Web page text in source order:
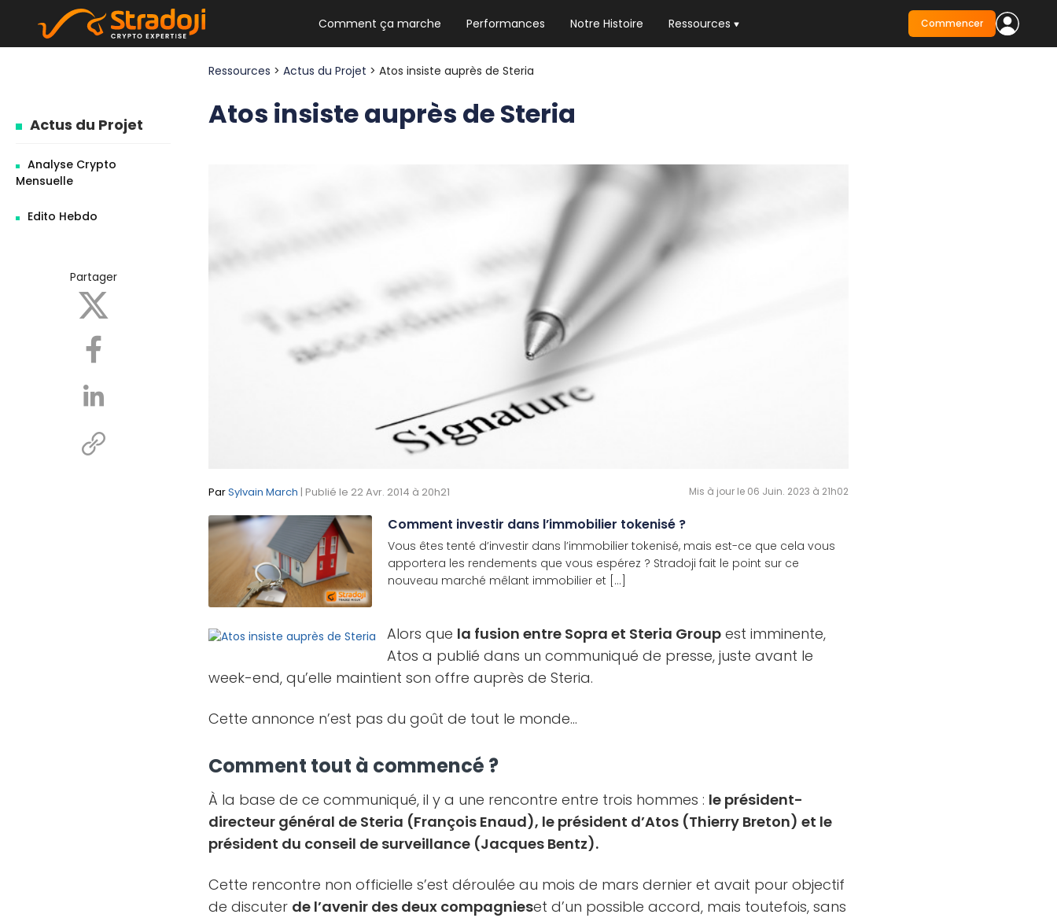
Comment ça marche Performances Notre Histoire Ressources
NEWSLETTER HEBDO
Les news crypto dont vous avez besoin
Le guide ultime pour débuter dans les
Commencer
Actus du Projet
Analyse Crypto
Mensuelle
Edito Hebdo
Partager
Ressources >Actus du Projet > Atos insiste auprès de Steria
Atos insiste auprès de Steria
ParSylvain March | Publié le 22 Avr. 2014 à 20h21 Mis à jour le 06 Juin. 2023 à 21h02
Comment investir dans l’immobilier tokenisé ?
Vous êtes tenté d’investir dans l’immobilier tokenisé, mais est-ce que cela vous
apportera les rendements que vous espérez ? Stradoji fait le point sur ce
nouveau marché mêlant immobilier et [...]
Alors que la fusion entre Sopra et Steria Group est imminente,
Atos a publié dans un communiqué de presse, juste avant le
week-end, qu’elle maintient son offre auprès de Steria.
Cette annonce n’est pas du goût de tout le monde…
Comment tout à commencé ?
À la base de ce communiqué, il y a une rencontre entre trois hommes : le président-
directeur général de Steria (François Enaud), le président d’Atos (Thierry Breton) et le
président du conseil de surveillance (Jacques Bentz).
Cette rencontre non officielle s’est déroulée au mois de mars dernier et avait pour objectif
de discuter de l’avenir des deux compagnieset d’un possible accord, mais toutefois, sans